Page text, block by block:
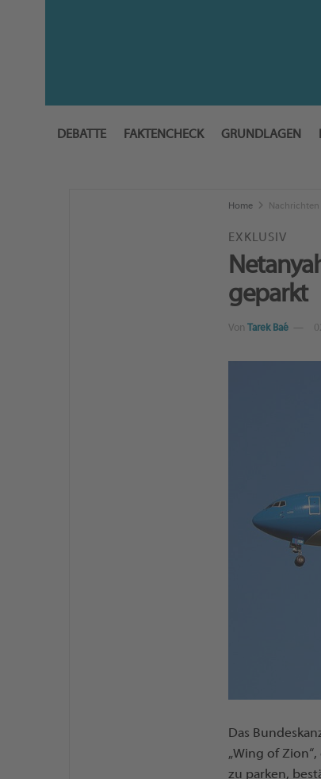
DEBATTE FAKTENCHECK GRUNDLAGEN
Home Nachrichten
EXKLUSIV
geparkt
Von Tarek Baé
Das
„Wing of
zu parken,